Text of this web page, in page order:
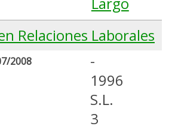
Relaciones Laborales
2008
-
1996
S.L.
3